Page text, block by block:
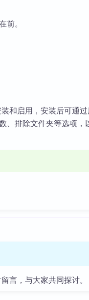
。
和启用，安装后可通
、排除文件夹等选项，
言，与大家共同探讨。